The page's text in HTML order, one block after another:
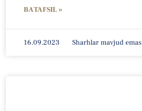
BATAFSIL »
16.09.2023 Sharhlar mavjud emas